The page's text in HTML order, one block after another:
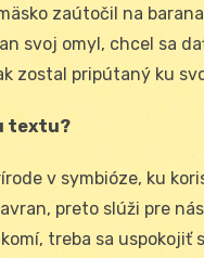
zaútočil na
svoj omyl, chcel sa
zostal pripútaný ku
textu?
v symbióze, ku
preto slúži pre
treba sa uspokojiť